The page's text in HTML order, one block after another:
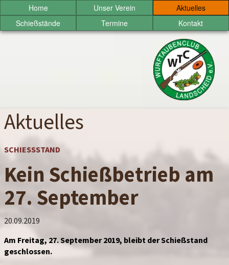
zum
Inhalt
Home Unser Verein
Aktuelles
Schießstände
Termine Kontakt
Wurftaubenclub
Landscheid
Aktuelles
SCHIESSSTAND
Kein Schießbetrieb am
27. September
20.09.2019
Am Freitag,27. September 2019, bleibt der Schießstand
geschlossen.